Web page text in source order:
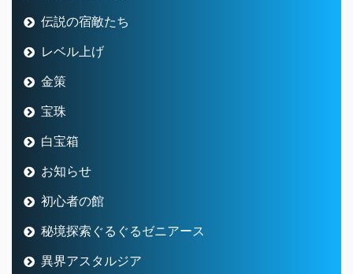
伝説の宿敵たち
レベル上げ
金策
宝珠
白宝箱
お知らせ
初心者の館
秘境探索ぐるぐるゼニアース
異界アスタルジア